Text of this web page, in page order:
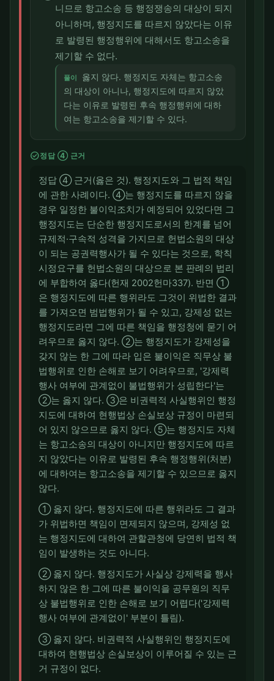
니므로 항고소송 등 행정쟁송의 대상이 되지
아니하며, 행정지도를 따르지 않았다는 이유
로 발령된 행정행위에 대해서도 항고소송을
제기할 수 없다.
풀이
옳지 않다. 행정지도 자체는 항고소송
의 대상이 아니나, 행정지도에 따르지 않았
다는 이유로 발령된 후속 행정행위에 대하
여는 항고소송을 제기할 수 있다.
check_circle정답 ④ 근거
정답 ④ 근거(옳은 것). 행정지도와 그 법적 책임
에 관한 사례이다. ④는 행정지도를 따르지 않을
경우 일정한 불이익조치가 예정되어 있었다면 그
행정지도는 단순한 행정지도로서의 한계를 넘어
규제적·구속적 성격을 가지므로 헌법소원의 대상
이 되는 공권력행사가 될 수 있다는 것으로, 학칙
시정요구를 헌법소원의 대상으로 본 판례의 법리
에 부합하여 옳다(헌재 2002헌마337). 반면 ①
은 행정지도에 따른 행위라도 그것이 위법한 결과
를 가져오면 범법행위가 될 수 있고, 강제성 없는
행정지도라면 그에 따른 책임을 행정청에 묻기 어
려우므로 옳지 않다. ②는 행정지도가 강제성을
갖지 않는 한 그에 따라 입은 불이익은 직무상 불
법행위로 인한 손해로 보기 어려우므로, '강제력
행사 여부에 관계없이 불법행위가 성립한다'는
②는 옳지 않다. ③은 비권력적 사실행위인 행정
지도에 대하여 현행법상 손실보상 규정이 마련되
어 있지 않으므로 옳지 않다. ⑤는 행정지도 자체
는 항고소송의 대상이 아니지만 행정지도에 따르
지 않았다는 이유로 발령된 후속 행정행위(처분)
에 대하여는 항고소송을 제기할 수 있으므로 옳지
않다.
① 옳지 않다. 행정지도에 따른 행위라도 그 결과
가 위법하면 책임이 면제되지 않으며, 강제성 없
는 행정지도에 대하여 관할관청에 당연히 법적 책
임이 발생하는 것도 아니다.
② 옳지 않다. 행정지도가 사실상 강제력을 행사
하지 않은 한 그에 따른 불이익을 공무원의 직무
상 불법행위로 인한 손해로 보기 어렵다('강제력
행사 여부에 관계없이' 부분이 틀림).
③ 옳지 않다. 비권력적 사실행위인 행정지도에
대하여 현행법상 손실보상이 이루어질 수 있는 근
거 규정이 없다.